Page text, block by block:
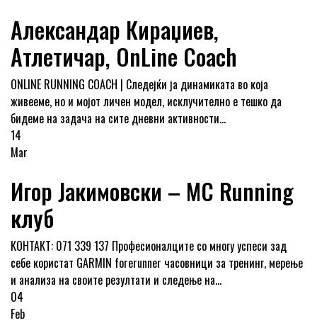
Александар Кираџиев,
Атлетичар, OnLine Coach
ONLINE RUNNING COACH | Следејќи ја динамиката во која
живееме, но и мојот личен модел, исклучително е тешко да
бидеме на задача на сите дневни активности...
14
Mar
Игор Јакимовски – MC Running
клуб
КОНТАКТ: 071 339 137 Професионалците со многу успеси зад
себе користат GARMIN forerunner часовници за тренинг, мерење
и анализа на своите резултати и следење на...
04
Feb